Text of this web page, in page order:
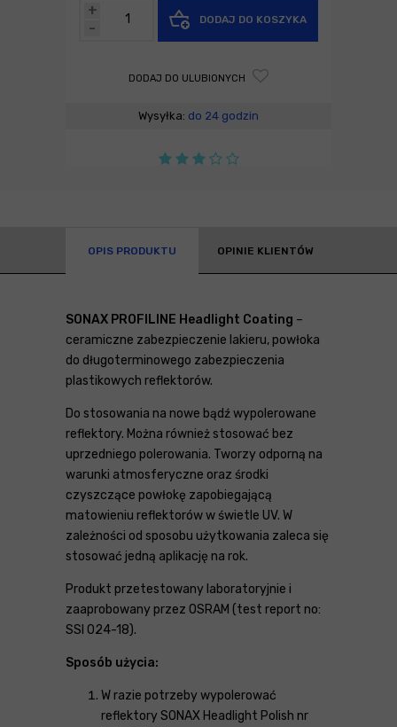
-
+
DODAJ DO KOSZYKA
DODAJ DO ULUBIONYCH
Wysyłka: do 24 godzin
OPIS PRODUKTU OPINIE KLIENTÓW
SONAX PROFILINE Headlight Coating –
ceramiczne zabezpieczenie lakieru, powłoka
do długoterminowego zabezpieczenia
plastikowych reflektorów.
Do stosowania na nowe bądź wypolerowane
reflektory. Można również stosować bez
uprzedniego polerowania. Tworzy odporną na
warunki atmosferyczne oraz środki
czyszczące powłokę zapobiegającą
matowieniu reflektorów w świetle UV. W
zależności od sposobu użytkowania zaleca się
stosować jedną aplikację na rok.
Produkt przetestowany laboratoryjnie i
zaaprobowany przez OSRAM (test report no:
SSI 024-18).
Sposób użycia:
W razie potrzeby wypolerować
reflektory SONAX Headlight Polish nr